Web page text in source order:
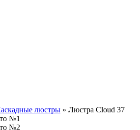
люстры » Люстра Cloud 37